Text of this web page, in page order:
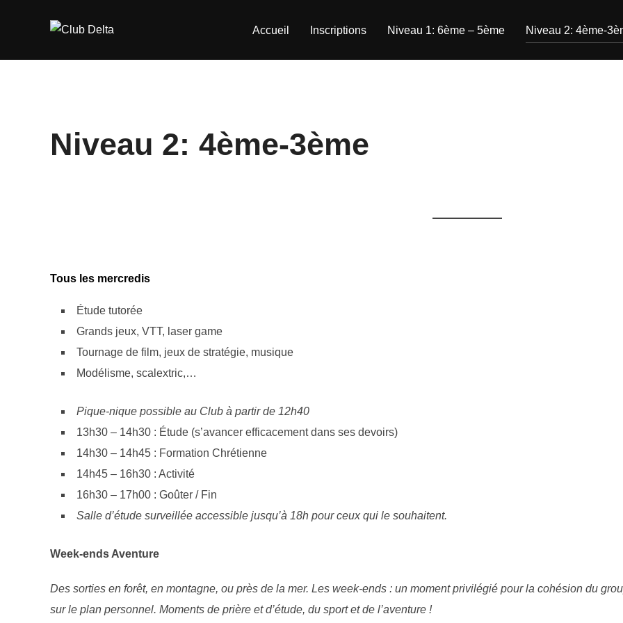
Accueil Inscriptions Niveau 1: 6ème – 5ème Niveau 2: 4ème-
Niveau 2: 4ème-3ème
Tous les mercredis
Étude tutorée
Grands jeux, VTT, laser game
Tournage de film, jeux de stratégie, musique
Modélisme, scalextric,…
Pique-nique possible au Club à partir de 12h40
13h30 – 14h30 : Étude (s’avancer efficacement dans ses devoirs)
14h30 – 14h45 : Formation Chrétienne
14h45 – 16h30 : Activité
16h30 – 17h00 : Goûter / Fin
Salle d’étude surveillée accessible jusqu’à 18h pour ceux qui le souhaitent.
Week-ends Aventure
Des sorties en forêt, en montagne, ou près de la mer. Les week-ends : un moment privilégié pour la cohésion du
sur le plan personnel. Moments de prière et d’étude, du sport et de l’aventure !